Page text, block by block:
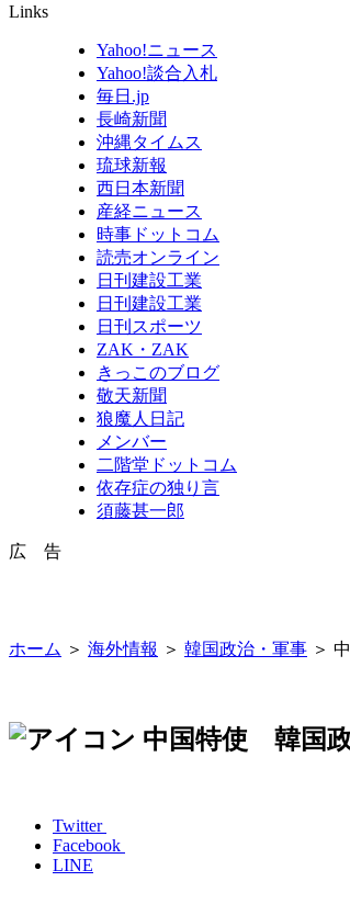
Links
Yahoo!ニュース
Yahoo!談合入札
毎日.jp
長崎新聞
沖縄タイムス
琉球新報
西日本新聞
産経ニュース
時事ドットコム
読売オンライン
日刊建設工業
日刊建設工業
日刊スポーツ
ZAK・ZAK
きっこのブログ
敬天新聞
狼魔人日記
メンバー
二階堂ドットコム
依存症の独り言
須藤甚一郎
広 告
ホーム ＞ 海外情報 ＞ 韓国政治・軍事 ＞
中国特使 韓国
Twitter
Facebook
LINE